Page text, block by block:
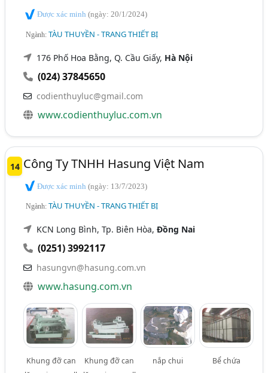
Được xác minh(ngày: 20/1/2024)
Ngành:TÀU THUYỀN - TRANG THIẾT BỊ
176 Phố Hoa Bằng, Q. Cầu Giấy, Hà Nội
(024) 37845650
codienthuyluc@gmail.com
www.codienthuyluc.com.vn
14 Công Ty TNHH Hasung Việt Nam
Được xác minh(ngày: 13/7/2023)
Ngành:TÀU THUYỀN - TRANG THIẾT BỊ
KCN Long Bình, Tp. Biên Hòa,Đồng Nai
(0251) 3992117
hasungvn@hasung.com.vn
www.hasung.com.vn
Khung đỡ can
Khung đỡ can
nắp chui Bể chứa